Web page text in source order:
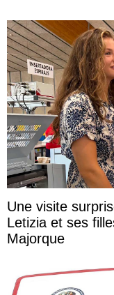
Une visite
Letizia et ses
Majorque